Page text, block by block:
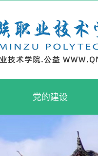
党的建设